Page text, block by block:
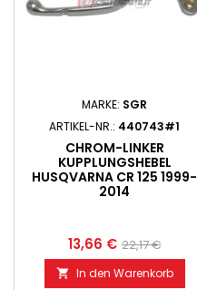
MARKE: SGR
ARTIKEL-NR.: 440743#1
CHROM-LINKER
KUPPLUNGSHEBEL
HUSQVARNA CR 125 1999-
2014
13,66 € 22,17 €
 In den Warenkorb